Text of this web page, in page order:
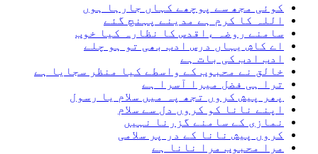
کوئی مجھ سے پوچھے کہاں جارہا ہوں
اللہ کا کرم ہے مدینے پہنچ گئے
سامنے روضہ ءاقدس کا نظارہ کیا خوب
اے کاش یہاں درس ادب بھی تو ہو چلے
ادب ادب کی بات ہے
خالق نے محبوب کے واسطے کیا منظر سجایا ہے
ترا ہی فضل میرا آسرا ہے
پھر پیش کروں تجھ پہ میں سلام یا رسول
اپنے نانا کو کروں دل سے سلام
نمازی کے سامنے گزرنا نہیں
کروں پیش نانا کے در پر سلامی
مرا محبوب مرا نانا ہے